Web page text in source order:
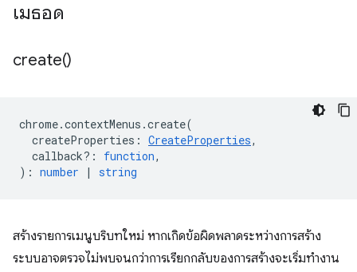
เมธอด
create()
chrome.contextMenus .create(
createProperties : CreateProperties,
callback? : function,
) : number | string
สร้างรายการเมนูบริบทใหม่ หากเกิดข้อผิดพลาดระหว่างการสร้าง
ระบบอาจตรวจไม่พบจนกว่าการเรียกกลับของการสร้างจะเริ่มทำงาน